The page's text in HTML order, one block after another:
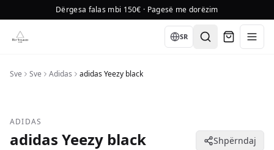
Dërgesa falas mbi 150€ · Pagesë me dorëzim
Language
SR
Sve Sve Adidas adidas Yeezy black
ADIDAS
adidas Yeezy black
Shpërndaj